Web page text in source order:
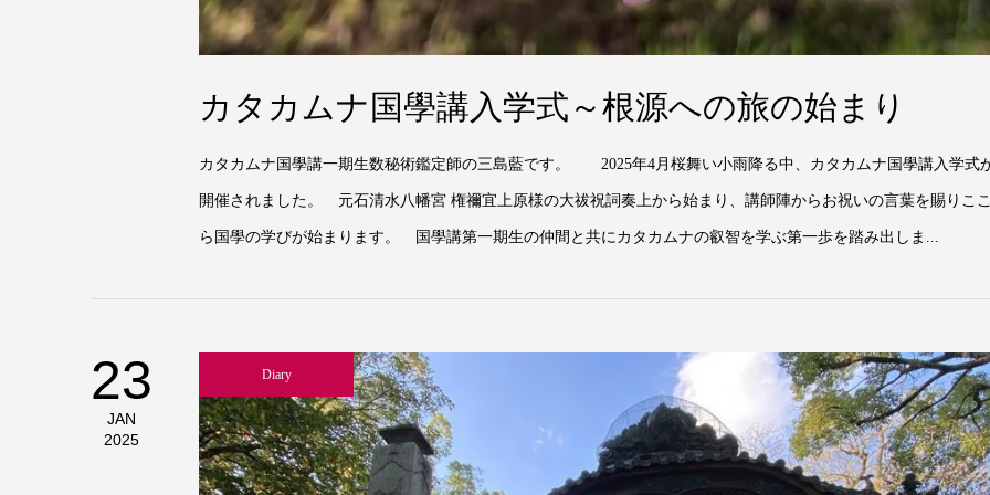
カタカムナ国學講入学式～根源への旅の始まり
カタカムナ国學講一期生数秘術鑑定師の三島藍です。 2025年4月桜舞い小雨降る中、カタカムナ国學講入学式
開催されました。 元石清水八幡宮 権禰宜上原様の大祓祝詞奏上から始まり、講師陣からお祝いの言葉を賜りこ
ら国學の学びが始まります。 国學講第一期生の仲間と共にカタカムナの叡智を学ぶ第一歩を踏み出しま...
23
JAN
2025
Diary